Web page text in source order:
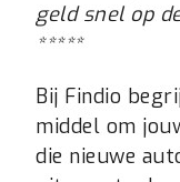
geld snel op
*****
Bij Findio
middel om
die nieuwe